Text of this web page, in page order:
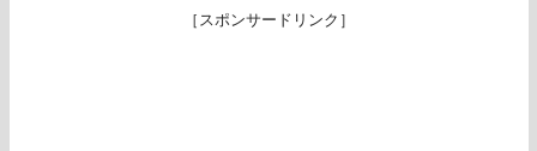
［スポンサードリンク］